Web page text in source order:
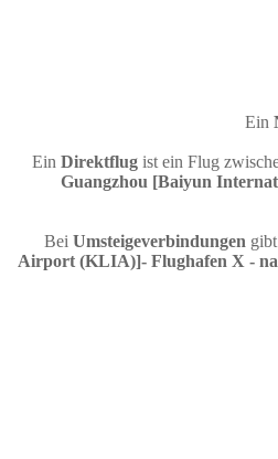
Ein
Ein Direktflugist ein Flug
Guangzhou [Baiyun
Bei Umsteigeverbindungen
Airport (KLIA)]- Flughafen X -